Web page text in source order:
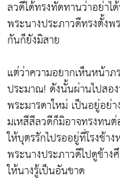
ลวดีได้ทรงทัดทานว่าอย่าไ
พระนางประภาวดีทรงตั้ง
กันก็ยังมิสาย
แต่ว่าความอยากเห็นหน้า
ประมาณ! ดังนั้นผ่านไปสอ
พระมารดาใหม่ เป็นอยู่อย่
มเหสีสีลวดีก็มิอาจทรงทนต่
ให้บุตรรักไปรออยู่ที่โรงช้า
พระนางประภาวดีไปดูช้า
ให้นางรู้เป็นอันขาด